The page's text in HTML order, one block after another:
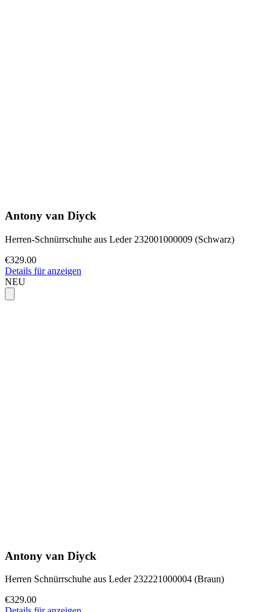
Antony van Diyck
Herren-Schnürrschuhe aus Leder 232001000009 (Schwarz)
€329.00
Details für anzeigen
NEU
Antony van Diyck
Herren Schnürrschuhe aus Leder 232221000004 (Braun)
€329.00